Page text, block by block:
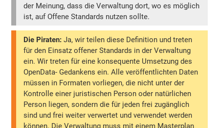
der Meinung, dass die Verwaltung dort, wo es möglich
ist, auf Offene Standards nutzen sollte.
Die Piraten: Ja, wir teilen diese Definition und treten
für den Einsatz offener Standards in der Verwaltung
ein. Wir treten für eine konsequente Umsetzung des
OpenData- Gedankens ein. Alle veröffentlichten Daten
müssen in Formaten vorliegen, die nicht unter der
Kontrolle einer juristischen Person oder natürlichen
Person liegen, sondern die für jeden frei zugänglich
sind und frei weiter verwertet und verwendet werden
können. Die Verwaltung muss mit einem Masterplan